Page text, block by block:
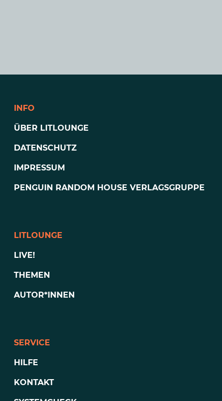
INFO
ÜBER LITLOUNGE
DATENSCHUTZ
IMPRESSUM
PENGUIN RANDOM HOUSE VERLAGSGRUPPE
LITLOUNGE
LIVE!
THEMEN
AUTOR*INNEN
SERVICE
HILFE
KONTAKT